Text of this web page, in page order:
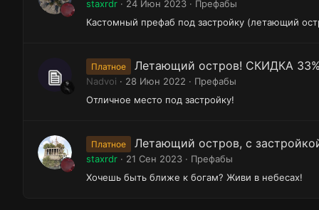
staxrdr 24 Июн 2023
Префабы
Кастомный префаб под застройку (летающий
Платное Летающий остров! CКИДКА
Nadvoi 28 Июн 2022
Префабы
Отличное место под застройку!
Платное Летающий остров, с
staxrdr 21 Сен 2023
Префабы
Хочешь быть ближе к богам? Живи в небесах!